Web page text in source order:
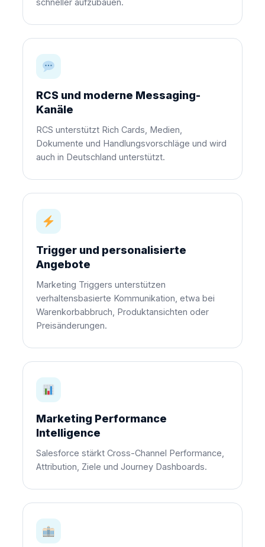
RCS und moderne Messaging-
Kanäle
RCS unterstützt Rich Cards, Medien,
Dokumente und Handlungsvorschläge und wird
auch in Deutschland unterstützt.
Trigger und personalisierte
Angebote
Marketing Triggers unterstützen
verhaltensbasierte Kommunikation, etwa bei
Warenkorbabbruch, Produktansichten oder
Preisänderungen.
Marketing Performance
Intelligence
Salesforce stärkt Cross-Channel Performance,
Attribution, Ziele und Journey Dashboards.